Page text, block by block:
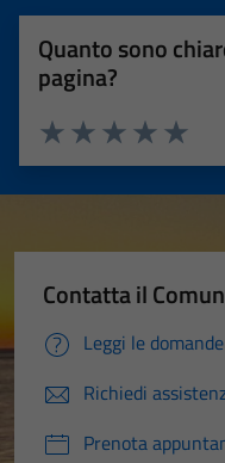
Quanto sono
pagina?
Valuta
Valuta 4
Valuta 3 stelle
Valuta 2 stelle su 5
Valuta 1 stelle su 5
Contatta il
Leggi le
Richiedi
Prenota